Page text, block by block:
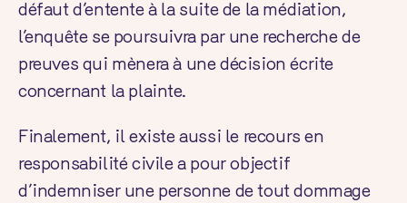
défaut d’entente à la suite de la médiation,
l’enquête se poursuivra par une recherche de
preuves qui mènera à une décision écrite
concernant la plainte.
Finalement, il existe aussi le recours en
responsabilité civile a pour objectif
d’indemniser une personne de tout dommage